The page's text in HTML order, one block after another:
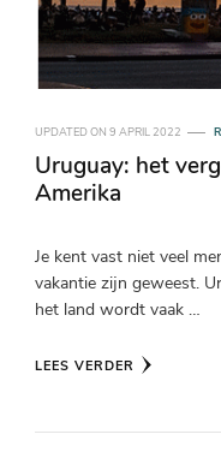
UPDATED ON 9 APRIL 2022
Uruguay: het
Amerika
Je kent vast niet veel
vakantie zijn geweest.
het land wordt vaak …
LEES VERDER